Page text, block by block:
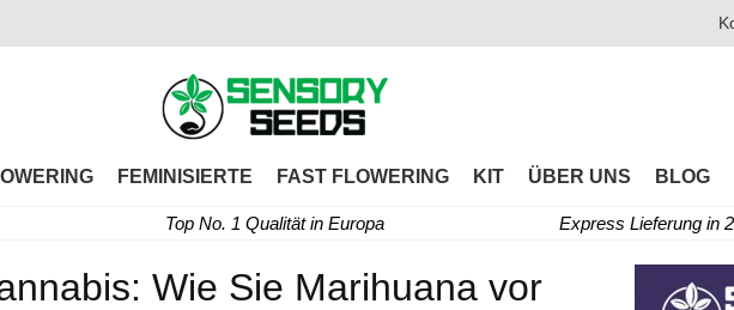
FEMINISIERTE FAST FLOWERING KIT ÜBER UNS BLOG
Top No. 1 Qualität in Europa Express Lieferung in
Wie Sie Marihuana vor